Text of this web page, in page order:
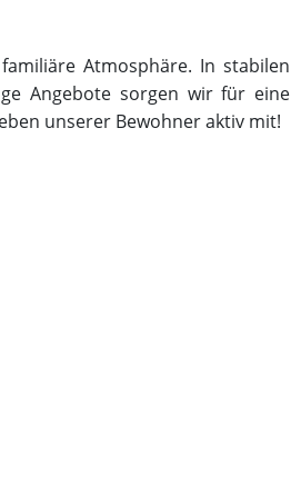
Atmosphäre. In stabilen
Angebote sorgen wir für eine
unserer Bewohner aktiv mit!